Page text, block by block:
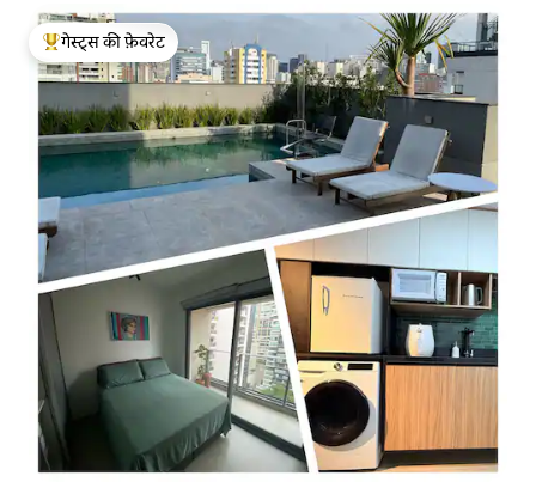
गेस्ट्स का टॉप फ़ेवरेट
गेस्ट्स की फ़ेवरेट